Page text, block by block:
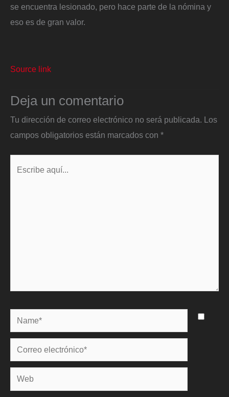
se encuentra lesionado, pero hace parte de la nómina y
eso es de gran valor.
Source link
Deja un comentario
Tu dirección de correo electrónico no será publicada. Los
campos obligatorios están marcados con *
Name*
Correo
electrónico*
Web